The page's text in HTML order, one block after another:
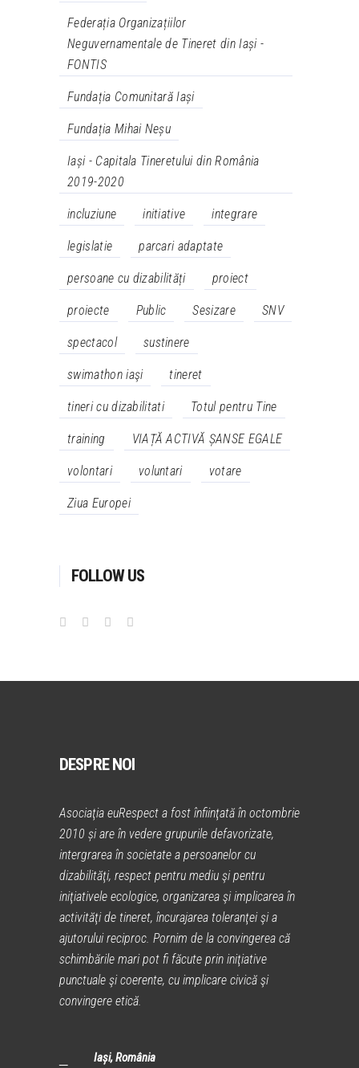
Federația Organizațiilor
Neguvernamentale de Tineret din Iași -
FONTIS
Fundația Comunitară Iași
Fundația Mihai Neșu
Iași - Capitala Tineretului din România
2019-2020
incluziune initiative integrare
legislatie parcari adaptate
persoane cu dizabilități proiect
proiecte Public Sesizare SNV
spectacol sustinere
swimathon iaşi tineret
tineri cu dizabilitati Totul pentru Tine
training VIAȚĂ ACTIVĂ ȘANSE EGALE
volontari voluntari votare
Ziua Europei
FOLLOW US
DESPRE NOI
Asociaţia euRespect a fost înfiinţată în octombrie
2010 și are în vedere grupurile defavorizate,
intergrarea în societate a persoanelor cu
dizabilităţi, respect pentru mediu şi pentru
iniţiativele ecologice, organizarea şi implicarea în
activităţi de tineret, încurajarea toleranţei şi a
ajutorului reciproc. Pornim de la convingerea că
schimbările mari pot fi făcute prin iniţiative
punctuale şi coerente, cu implicare civică şi
convingere etică.
Iași, România